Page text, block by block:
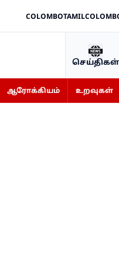
COLOMBOTAMIL
செய்திகள்
ஆரோக்கியம் உறவுகள்